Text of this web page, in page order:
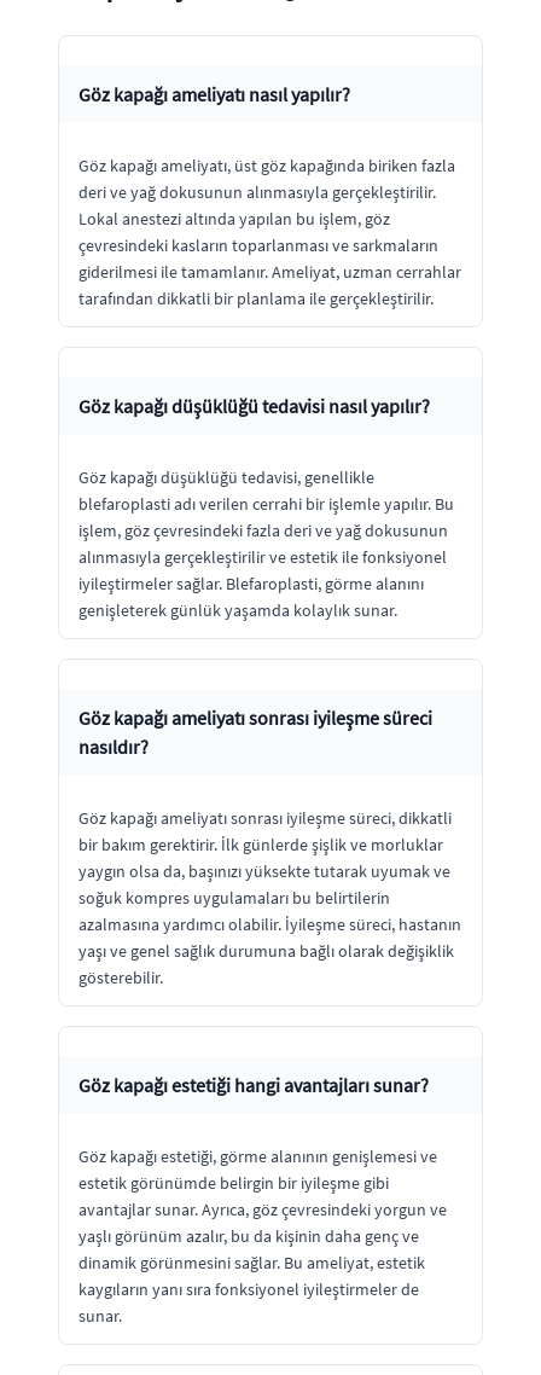
Göz kapağı ameliyatı nasıl yapılır?
Göz kapağı ameliyatı, üst göz kapağında biriken fazla
deri ve yağ dokusunun alınmasıyla gerçekleştirilir.
Lokal anestezi altında yapılan bu işlem, göz
çevresindeki kasların toparlanması ve sarkmaların
giderilmesi ile tamamlanır. Ameliyat, uzman cerrahlar
tarafından dikkatli bir planlama ile gerçekleştirilir.
Göz kapağı düşüklüğü tedavisi nasıl yapılır?
Göz kapağı düşüklüğü tedavisi, genellikle
blefaroplasti adı verilen cerrahi bir işlemle yapılır. Bu
işlem, göz çevresindeki fazla deri ve yağ dokusunun
alınmasıyla gerçekleştirilir ve estetik ile fonksiyonel
iyileştirmeler sağlar. Blefaroplasti, görme alanını
genişleterek günlük yaşamda kolaylık sunar.
Göz kapağı ameliyatı sonrası iyileşme süreci
nasıldır?
Göz kapağı ameliyatı sonrası iyileşme süreci, dikkatli
bir bakım gerektirir. İlk günlerde şişlik ve morluklar
yaygın olsa da, başınızı yüksekte tutarak uyumak ve
soğuk kompres uygulamaları bu belirtilerin
azalmasına yardımcı olabilir. İyileşme süreci, hastanın
yaşı ve genel sağlık durumuna bağlı olarak değişiklik
gösterebilir.
Göz kapağı estetiği hangi avantajları sunar?
Göz kapağı estetiği, görme alanının genişlemesi ve
estetik görünümde belirgin bir iyileşme gibi
avantajlar sunar. Ayrıca, göz çevresindeki yorgun ve
yaşlı görünüm azalır, bu da kişinin daha genç ve
dinamik görünmesini sağlar. Bu ameliyat, estetik
kaygıların yanı sıra fonksiyonel iyileştirmeler de
sunar.